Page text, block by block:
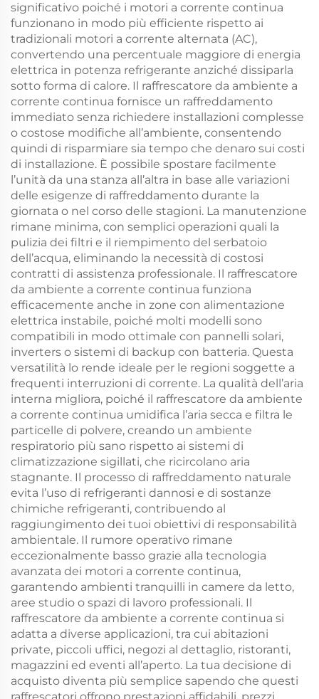
significativo poiché i motori a corrente continua
funzionano in modo più efficiente rispetto ai
tradizionali motori a corrente alternata (AC),
convertendo una percentuale maggiore di energia
elettrica in potenza refrigerante anziché dissiparla
sotto forma di calore. Il raffrescatore da ambiente a
corrente continua fornisce un raffreddamento
immediato senza richiedere installazioni complesse
o costose modifiche all’ambiente, consentendo
quindi di risparmiare sia tempo che denaro sui costi
di installazione. È possibile spostare facilmente
l’unità da una stanza all’altra in base alle variazioni
delle esigenze di raffreddamento durante la
giornata o nel corso delle stagioni. La manutenzione
rimane minima, con semplici operazioni quali la
pulizia dei filtri e il riempimento del serbatoio
dell’acqua, eliminando la necessità di costosi
contratti di assistenza professionale. Il raffrescatore
da ambiente a corrente continua funziona
efficacemente anche in zone con alimentazione
elettrica instabile, poiché molti modelli sono
compatibili in modo ottimale con pannelli solari,
inverters o sistemi di backup con batteria. Questa
versatilità lo rende ideale per le regioni soggette a
frequenti interruzioni di corrente. La qualità dell’aria
interna migliora, poiché il raffrescatore da ambiente
a corrente continua umidifica l’aria secca e filtra le
particelle di polvere, creando un ambiente
respiratorio più sano rispetto ai sistemi di
climatizzazione sigillati, che ricircolano aria
stagnante. Il processo di raffreddamento naturale
evita l’uso di refrigeranti dannosi e di sostanze
chimiche refrigeranti, contribuendo al
raggiungimento dei tuoi obiettivi di responsabilità
ambientale. Il rumore operativo rimane
eccezionalmente basso grazie alla tecnologia
avanzata dei motori a corrente continua,
garantendo ambienti tranquilli in camere da letto,
aree studio o spazi di lavoro professionali. Il
raffrescatore da ambiente a corrente continua si
adatta a diverse applicazioni, tra cui abitazioni
private, piccoli uffici, negozi al dettaglio, ristoranti,
magazzini ed eventi all’aperto. La tua decisione di
acquisto diventa più semplice sapendo che questi